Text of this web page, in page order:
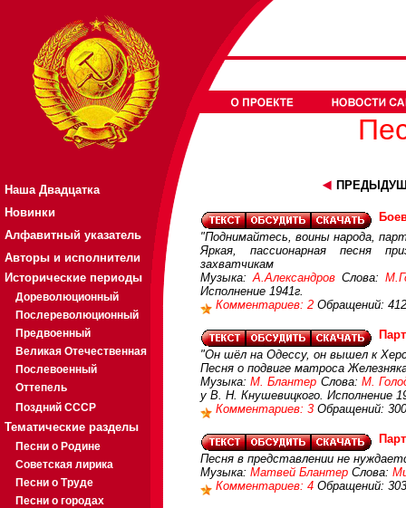
Наша Двадцатка
Новинки
Алфавитный указатель
Авторы и исполнители
Исторические периоды
Дореволюционный
Послереволюционный
Предвоенный
Великая Отечественная
Послевоенный
Оттепель
Поздний СССР
Тематические разделы
Песни о Родине
Советская лирика
Песни о Труде
Песни о городах
"Поднимайтесь, воины народа,
Яркая, пассионарная песня
захватчикам
Музыка:А.АлександровСлова:
Исполнение 1941г.
Комментариев: 2 Обращений:
"Он шёл на Одессу, он вышел к
Песня о подвиге матроса
Музыка:М. Блантер Слова: М.
у В. Н. Кнушевицкого. Исполнение
Комментариев: 3 Обращений:
Песня в представлении не
Музыка: Матвей Блантер Слова:
Комментариев: 4 Обращений: